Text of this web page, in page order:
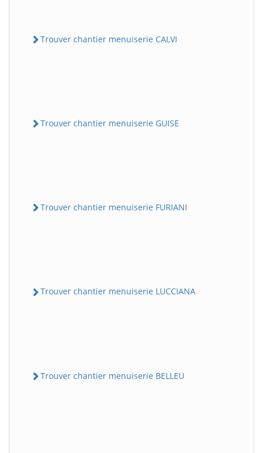
Trouver chantier menuiserie CALVI
Trouver chantier menuiserie GUISE
Trouver chantier menuiserie FURIANI
Trouver chantier menuiserie LUCCIANA
Trouver chantier menuiserie BELLEU